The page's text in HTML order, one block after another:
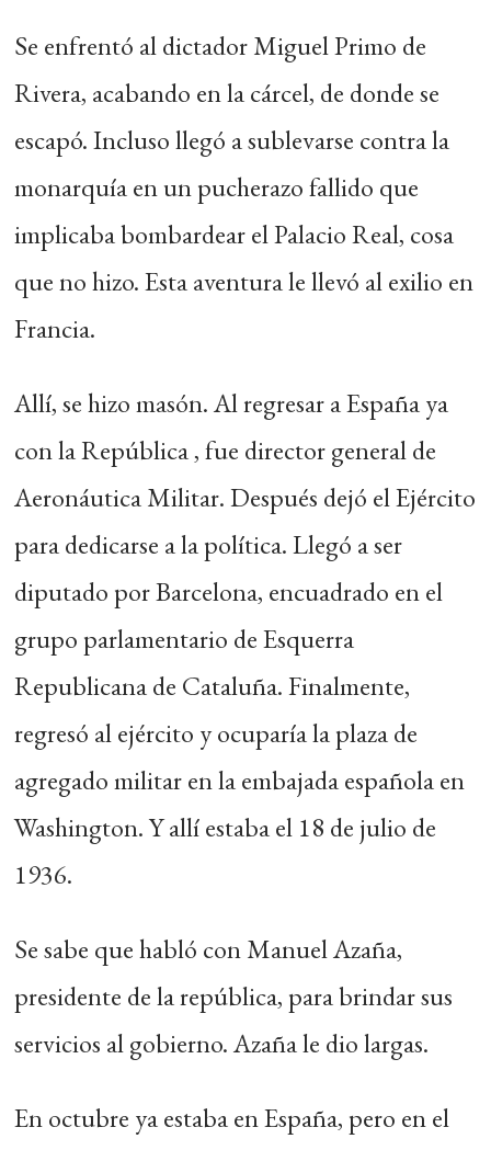
Se enfrentó al dictador Miguel Primo de
Rivera, acabando en la cárcel, de donde se
escapó. Incluso llegó a sublevarse contra la
monarquía en un pucherazo fallido que
implicaba bombardear el Palacio Real, cosa
que no hizo. Esta aventura le llevó al exilio en
Francia.
Allí, se hizo masón. Al regresar a España ya
con la República , fue director general de
Aeronáutica Militar. Después dejó el Ejército
para dedicarse a la política. Llegó a ser
diputado por Barcelona, encuadrado en el
grupo parlamentario de Esquerra
Republicana de Cataluña. Finalmente,
regresó al ejército y ocuparía la plaza de
agregado militar en la embajada española en
Washington. Y allí estaba el 18 de julio de
1936.
Se sabe que habló con Manuel Azaña,
presidente de la república, para brindar sus
servicios al gobierno. Azaña le dio largas.
En octubre ya estaba en España, pero en el